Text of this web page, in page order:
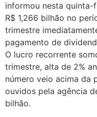
informou nesta
R$ 1,266 bilhão no
trimestre
pagamento de
O lucro recorrente
trimestre, alta de 2%
número veio acima da
ouvidos pela agência
bilhão.